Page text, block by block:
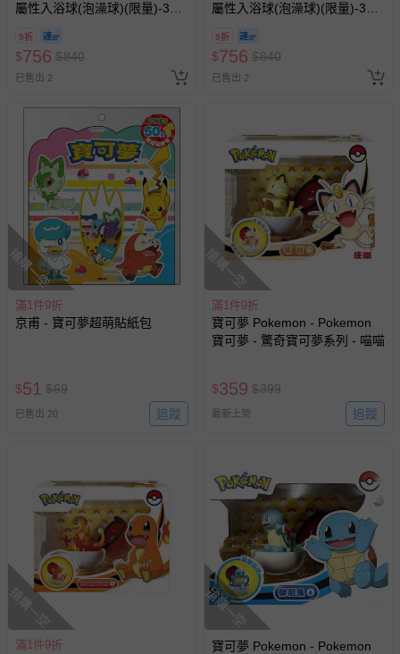
屬性入浴球(泡澡球)(限量)-3入
9折
$756 $840
已售出 2
屬性入浴球(泡澡球)(限量)-3入
9折
$756 $840
已售出 2
搶購一空
滿1件9折
京甫 - 寶可夢超萌貼紙包
$51 $69
已售出 20 追蹤
搶購一空
滿1件9折
寶可夢 Pokemon - Pokemon
寶可夢 - 驚奇寶可夢系列 - 喵喵
$359 $399
最新上架 追蹤
搶購一空
滿1件9折
搶購一空
寶可夢 Pokemon - Pokemon